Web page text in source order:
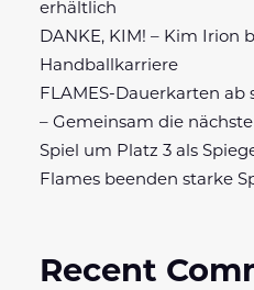
erhältlich
DANKE, KIM! – Kim Irion
Handballkarriere
FLAMES-Dauerkarten
– Gemeinsam die
Spiel um Platz 3 als
Flames beenden starke
Recent